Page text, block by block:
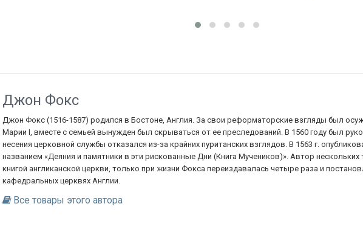
Джон Фокс
Джон Фокс (1516-1587) родился в Бостоне, Англия. За свои реформаторские взгляды был
Марии I, вместе с семьей вынужден был скрываться от ее преследований. В 1560 году был
несения церковной службы отказался из-за крайних пуританских взглядов. В 1563 г.
названием «Деяния и памятники в эти рискованные Дни (Книга Мучеников)». Автор
книгой англиканской церкви, только при жизни Фокса переиздавалась четыре раза и
кафедральных церквях Англии.
Все товары этого автора